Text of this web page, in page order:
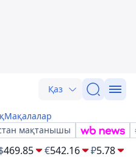
Қаз
Мақалалар
мақтанышы
469.85 €542.16 ₽5.78